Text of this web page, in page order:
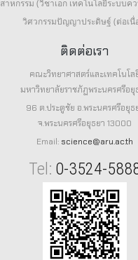
าหกรรม (วิชาเอก เทคโนโลยีระบบ
วิศวกรรมปัญญาประดิษฐ์ (ต่อเนื่
ติดต่อเรา
คณะวิทยาศาสตร์และเทคโนโล
มหาวิทยาลัยราชภัฏพระนครศรีอยุ
96 ต.ประตูชัย อ.พระนครศรีอยุธ
จ.พระนครศรีอยุธยา 13000
Email: science@aru.ac.th
Tel: 0-3524-